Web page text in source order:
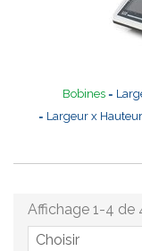
Bobines =
= Largeur x
Choisir
Affichage 1-4 de